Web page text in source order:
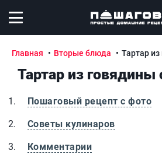
Открыть меню
Главная Вторые блюда Тартар
Тартар из говядины
Пошаговый рецепт с фото
Советы кулинаров
Комментарии